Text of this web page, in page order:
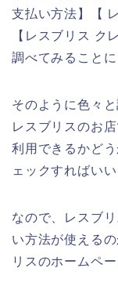
支払い方法】【
【レスブリス
調べてみることに
そのように色々
レスブリスのお
利用できるかど
ェックすればい
なので、レスブ
い方法が使える
リスのホームペ